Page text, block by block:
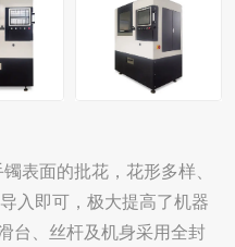
表面的批花，花形多样、
入即可，极大提高了机器
台、丝杆及机身采用全封